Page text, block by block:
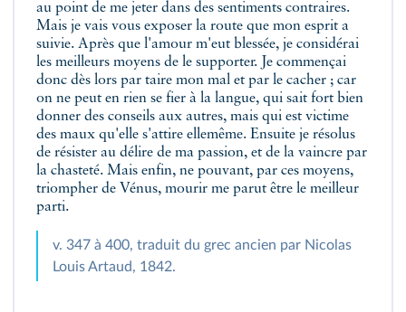
au point de me jeter dans des sentiments contraires.
Mais je vais vous exposer la route que mon esprit a
suivie. Après que l'amour m'eut blessée, je considérai
les meilleurs moyens de le supporter. Je commençai
donc dès lors par taire mon mal et par le cacher ; car
on ne peut en rien se fier à la langue, qui sait fort bien
donner des conseils aux autres, mais qui est victime
des maux qu'elle s'attire ellemême. Ensuite je résolus
de résister au délire de ma passion, et de la vaincre par
la chasteté. Mais enfin, ne pouvant, par ces moyens,
triompher de Vénus, mourir me parut être le meilleur
parti.
v. 347 à 400, traduit du grec ancien par Nicolas
Louis Artaud, 1842.